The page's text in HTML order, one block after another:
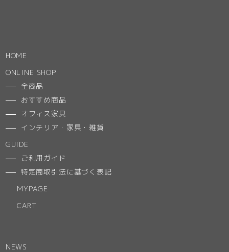
HOME
ONLINE SHOP
全商品
おすすめ商品
オフィス家具
インテリア・家具・雑貨
GUIDE
ご利用ガイド
特定商取引法に基づく表記
MYPAGE
CART
NEWS